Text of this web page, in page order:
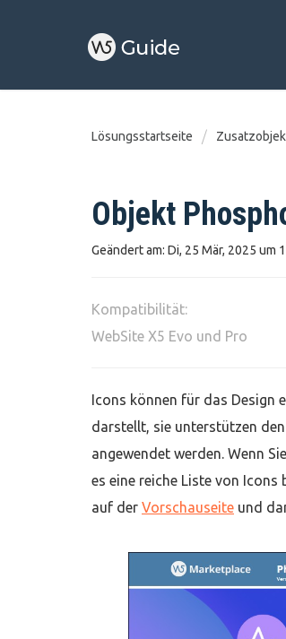
Lösungsstartseite
Objekt
Geändert am: Di, 25 Mär, 2025 um
Kompatibilität:
WebSite X5 Evo und Pro
Icons können für das Design
darstellt, sie unterstützen
angewendet werden. Wenn
es eine reiche Liste von Icons
auf der Vorschauseite und